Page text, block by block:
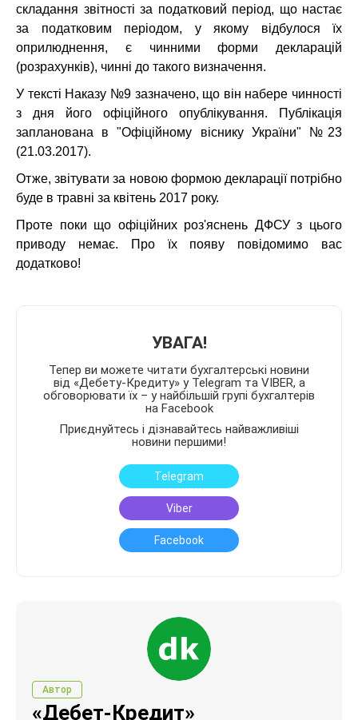
складання звітності за податковий період, що настає
за податковим періодом, у якому відбулося їх
оприлюднення, є чинними форми декларацій
(розрахунків), чинні до такого визначення.
У тексті Наказу №9 зазначено, що він набере чинності
з дня його офіційного опублікування. Публікація
запланована в "Офіційному віснику України" №23
(21.03.2017).
Отже,звітувати за новою формою декларації потрібно
буде в травні за квітень 2017 року.
Проте поки що офіційних роз'яснень ДФСУ з цього
приводу немає. Про їх появу повідомимо вас
додатково!
УВАГА!
Тепер ви можете читати бухгалтерські новини
від «Дебету-Кредиту» у Telegram та VIBER, а
обговорювати їх – у найбільшій групі бухгалтерів
на Facebook
Приєднуйтесь і дізнавайтесь найважливіші
новини першими!
Telegram
Viber
Facebook
Автор
«Дебет-Кредит»